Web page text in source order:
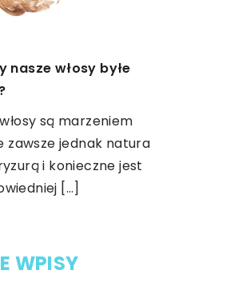
nasze włosy byłe
są marzeniem
zawsze jednak natura
i konieczne jest
[…]
WPISY